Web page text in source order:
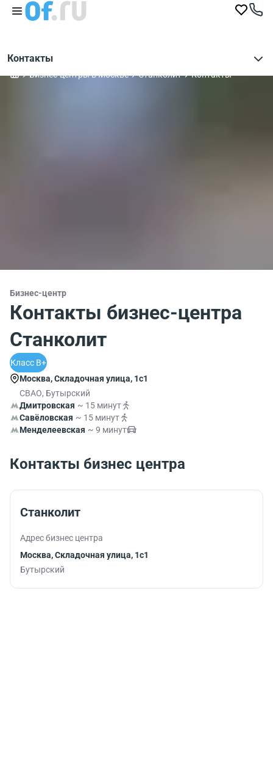
Контакты
Бизнес-центры в Москве Станколит Контакты
Бизнес-центр
Контакты бизнес-центра
Станколит
Класс B+
Москва, Складочная улица, 1с1
СВАО, Бутырский
Дмитровская ~ 15 минут
Савёловская ~ 15 минут
Менделеевская ~ 9 минут
Контакты бизнес центра
Станколит
Адрес бизнес центра
Москва, Складочная улица, 1с1
Бутырский